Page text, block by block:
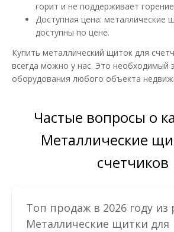
В КОРЗИНУ
В закладки
горит и не поддерживает
Доступная цена: металлические
доступны по цене.
Купить металлический щиток для
всегда можно у нас. Это необходимый
оборудования любого объекта
Частые вопросы о
Металлические
счетчиков
Топ продаж в 2026 году из
Металлические щитки для